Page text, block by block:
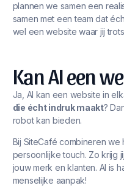
plannen we samen een
samen met een team dat
wel een website waar jij
Kan AI een
Ja, AI kan een website in
die écht indruk maakt?
robot kan bieden.
Bij SiteCafé combineren
persoonlijke touch. Zo krijg
jouw merk en klanten. AI is
menselijke aanpak!